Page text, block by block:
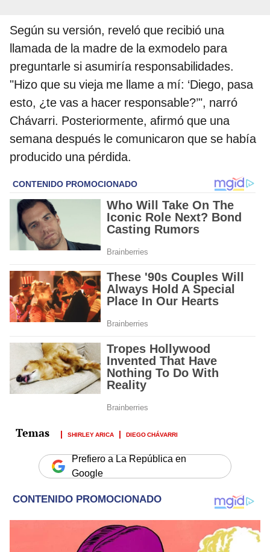
Según su versión, reveló que recibió una
llamada de la madre de la exmodelo para
preguntarle si asumiría responsabilidades.
"Hizo que su vieja me llame a mí: ‘Diego, pasa
esto, ¿te vas a hacer responsable?’", narró
Chávarri. Posteriormente, afirmó que una
semana después le comunicaron que se había
producido una pérdida.
SHIRLEY ARICA DIEGO CHÁVARRI
Prefiero a La República en
Google